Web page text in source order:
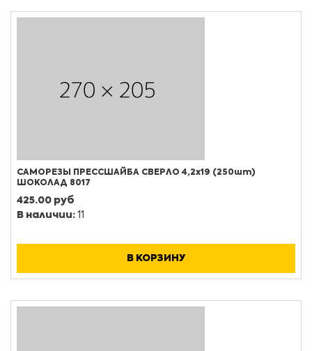
САМОРЕЗЫ ПРЕССШАЙБА СВЕРЛО 4,2х19 (250шт)
ШОКОЛАД 8017
425.00 руб
В наличии: 11
В КОРЗИНУ